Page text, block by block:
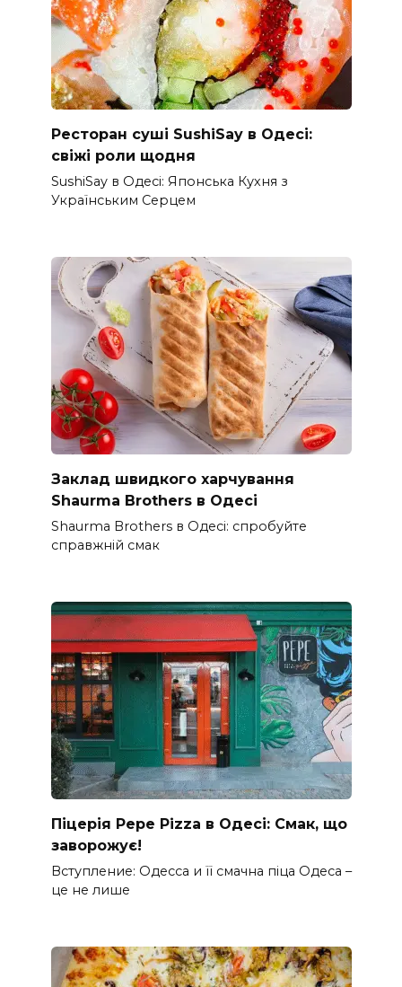
Ресторан суші SushiSay в Одесі:
свіжі роли щодня
SushiSay в Одесі: Японська Кухня з
Українським Серцем
Заклад швидкого харчування
Shaurma Brothers в Одесі
Shaurma Brothers в Одесі: спробуйте
справжній смак
Піцерія Pepe Pizza в Одесі: Смак, що
заворожує!
Вступление: Одесса и її смачна піца Одеса –
це не лише